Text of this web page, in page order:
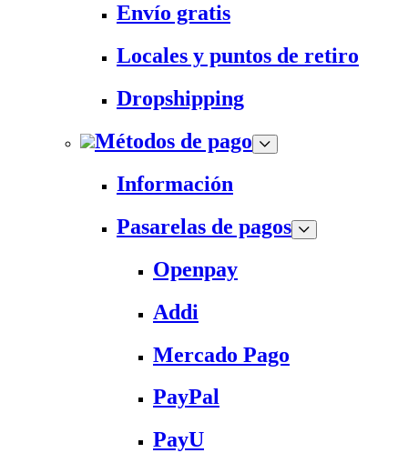
Envío gratis
Locales y puntos de retiro
Dropshipping
Métodos de pago
Información
Pasarelas de pagos
Openpay
Addi
Mercado Pago
PayPal
PayU